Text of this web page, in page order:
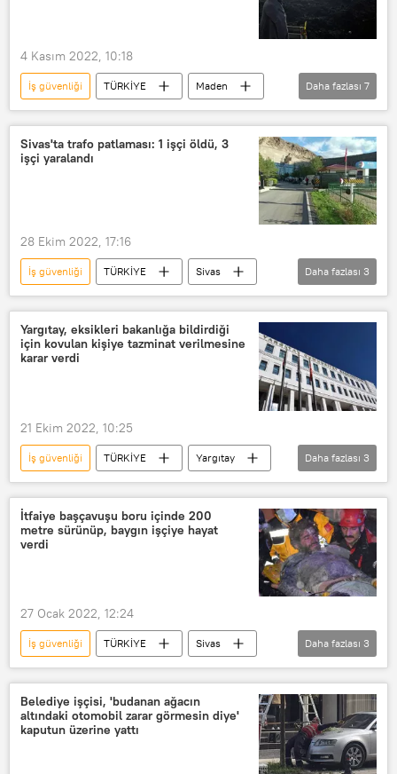
4 Kasım 2022, 10:18
İş güvenliği TÜRKİYE
Maden
Maden ocağı
Maden faciası
işçi
Madenci
Bartın
Amasra
Daha fazlası 7
Sivas'ta trafo patlaması: 1 işçi öldü, 3
işçi yaralandı
28 Ekim 2022, 17:16
İş güvenliği TÜRKİYE
Sivas
Trafo
Patlama iş
Daha fazlası 3
Yargıtay, eksikleri bakanlığa bildirdiği
için kovulan kişiye tazminat verilmesine
karar verdi
21 Ekim 2022, 10:25
İş güvenliği TÜRKİYE
Yargıtay
Çalışma ve Sosyal Güvenlik Bakanı
Mahkeme
Tazminat
Daha fazlası 3
İtfaiye başçavuşu boru içinde 200
metre sürünüp, baygın işçiye hayat
verdi
27 Ocak 2022, 12:24
İş güvenliği TÜRKİYE
Sivas
işçi
kurtarma İtfaiye
Daha fazlası 3
Belediye işçisi, 'budanan ağacın
altındaki otomobil zarar görmesin diye'
kaputun üzerine yattı